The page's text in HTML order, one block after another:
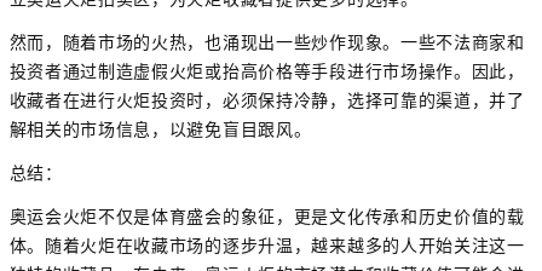
然而，随着市场的火热，也涌现出一些炒作现象。一些不法商家和
投资者通过制造虚假火炬或抬高价格等手段进行市场操作。因此，
收藏者在进行火炬投资时，必须保持冷静，选择可靠的渠道，并了
解相关的市场信息，以避免盲目跟风。
总结：
奥运会火炬不仅是体育盛会的象征，更是文化传承和历史价值的载
体。随着火炬在收藏市场的逐步升温，越来越多的人开始关注这一